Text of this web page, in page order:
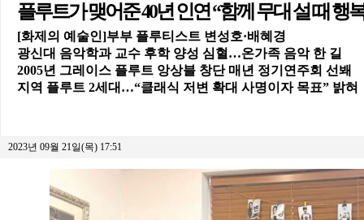
플루트가 맺어준 40년 인연 “함께 무대 설 때 행
[화제의 예술인]부부 플루티스트 변성호·배혜경
광신대 음악학과 교수 후학 양성 심혈…온가족 음악 한 길
2005년 그레이스 플루트 앙상블 창단 매년 정기연주회 선봬
지역 플루트 2세대…“클래식 저변 확대 사명이자 목표” 밝혀
2023년 09월 21일(목) 17:51